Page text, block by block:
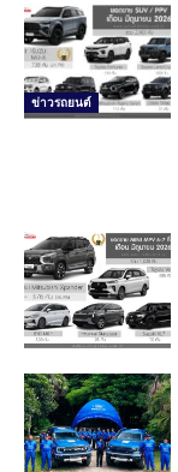
ข่าวรถยนต์